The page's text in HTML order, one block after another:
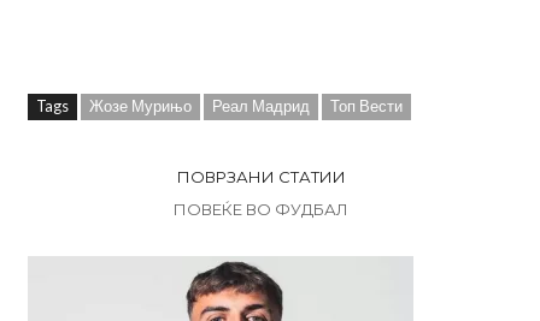
Tags Жозе Мурињо Реал Мадрид Топ Вести
ПОВРЗАНИ СТАТИИ
ПОВЕЌЕ ВО ФУДБАЛ